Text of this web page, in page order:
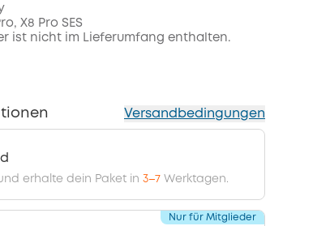
X8 Pro SES
ist nicht im Lieferumfang enthalten.
Versandbedingungen
erhalte dein Paket in 3–7Werktagen.
Nur für Mitglieder